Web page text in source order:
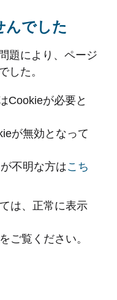
んでした
題により、ページ
した。
Cookieが必要と
が無効となって
不明な方はこち
は、正常に表示
をご覧ください。